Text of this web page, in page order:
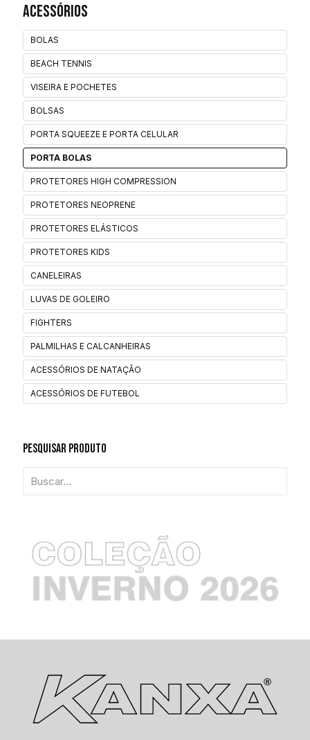
Acessórios
BOLAS
BEACH TENNIS
VISEIRA E POCHETES
BOLSAS
PORTA SQUEEZE E PORTA CELULAR
PORTA BOLAS
PROTETORES HIGH COMPRESSION
PROTETORES NEOPRENE
PROTETORES ELÁSTICOS
PROTETORES KIDS
CANELEIRAS
LUVAS DE GOLEIRO
FIGHTERS
PALMILHAS E CALCANHEIRAS
ACESSÓRIOS DE NATAÇÃO
ACESSÓRIOS DE FUTEBOL
Pesquisar Produto